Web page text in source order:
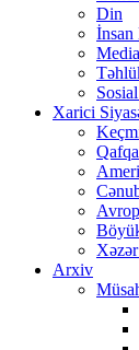
Din
İnsan
Media
Xarici
Arxiv